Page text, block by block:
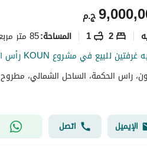
ج.م
2
1 المساحة:85 متر مربع
راس الحكمة، الساحل الشمالي، مطروح
الإيميل اتصل